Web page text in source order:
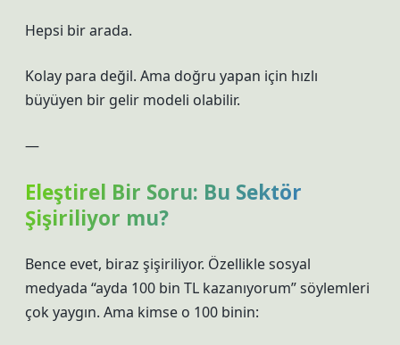
Hepsi bir arada.
Kolay para değil. Ama doğru yapan için hızlı
büyüyen bir gelir modeli olabilir.
—
Eleştirel Bir Soru: Bu Sektör
Şişiriliyor mu?
Bence evet, biraz şişiriliyor. Özellikle sosyal
medyada “ayda 100 bin TL kazanıyorum” söylemleri
çok yaygın. Ama kimse o 100 binin: